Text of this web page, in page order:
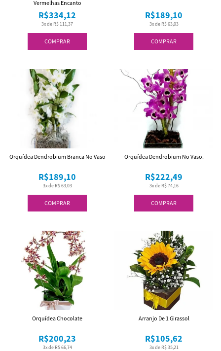
COMPRAR
3x de R$ 111,37
R$334,12
Vermelhas Encanto
COMPRAR
3x de R$ 63,03
R$189,10
COMPRAR
3x de R$ 63,03
R$189,10
Orquídea Dendrobium Branca No Vaso
COMPRAR
3x de R$ 74,16
R$222,49
Orquídea Dendrobium No Vaso.
3x de R$ 66,74
R$200,23
Orquídea Chocolate
3x de R$ 35,21
R$105,62
Arranjo De 1 Girassol